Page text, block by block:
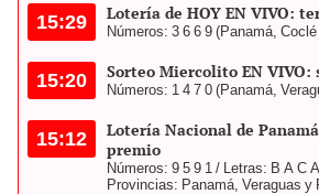
15:29 Lotería de HOY EN VIVO:
Números: 3 6 6 9 (Panamá, Coclé
15:20 Sorteo Miercolito EN VIVO:
Números: 1 4 7 0 (Panamá,
15:12
Lotería Nacional de
premio
Números: 9 5 9 1 / Letras: B A C
Provincias: Panamá, Veraguas y